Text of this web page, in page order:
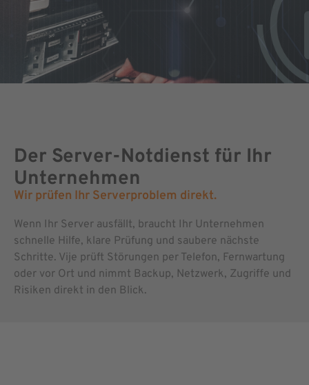
Der Server-Notdienst für Ihr
Unternehmen
Wir prüfen Ihr Serverproblem direkt.
Wenn Ihr Server ausfällt, braucht Ihr Unternehmen
schnelle Hilfe, klare Prüfung und saubere nächste
Schritte. Vije prüft Störungen per Telefon, Fernwartung
oder vor Ort und nimmt Backup, Netzwerk, Zugriffe und
Risiken direkt in den Blick.